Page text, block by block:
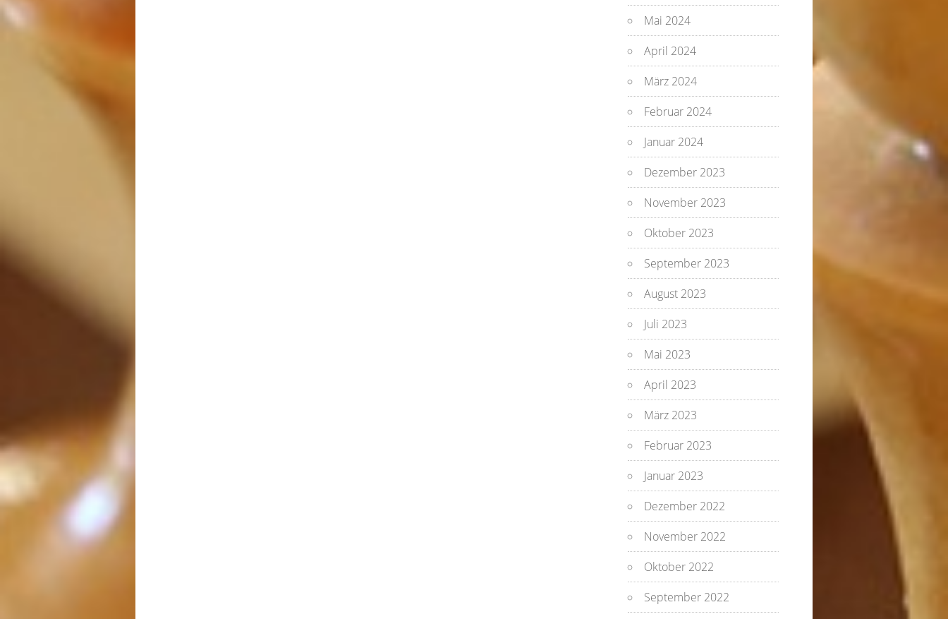
Mai 2024
April 2024
März 2024
Februar 2024
Januar 2024
Dezember 2023
November 2023
Oktober 2023
September 2023
August 2023
Juli 2023
Mai 2023
April 2023
März 2023
Februar 2023
Januar 2023
Dezember 2022
November 2022
Oktober 2022
September 2022